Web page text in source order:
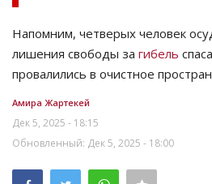
Напомним, четверых человек
лишения свободы за гибель
провалились в очистное
Амира Жартекей
Дек 5, 2025 - 18:15
Обновленный: Дек 5, 2025 - 18:00